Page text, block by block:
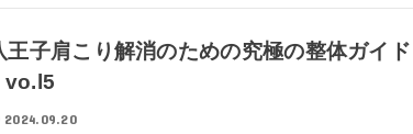
王子肩こり解消のための究極の整体ガイド
vo.l5
2024.09.20